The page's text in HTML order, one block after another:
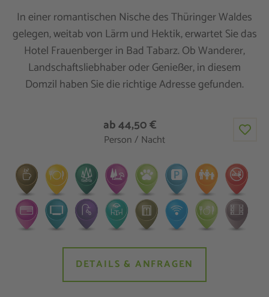
In einer romantischen Nische des Thüringer Waldes
gelegen, weitab von Lärm und Hektik, erwartet Sie das
Hotel Frauenberger in Bad Tabarz. Ob Wanderer,
Landschaftsliebhaber oder Genießer, in diesem
Domzil haben Sie die richtige Adresse gefunden.
ab 44,50 €
Person / Nacht
DETAILS & ANFRAGEN